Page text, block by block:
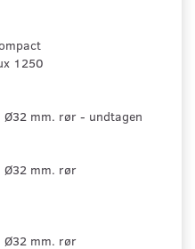
1250
Ø32 mm. rør - undtagen
Ø32 mm. rør
Ø32 mm. rør